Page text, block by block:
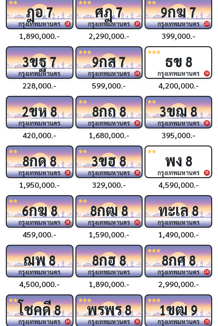
18
ฎอ7
กรุงเทพมหานคร
1,890,000.-
19
ศฎ7
กรุงเทพมหานคร
2,290,000.-
20
9กฆ7
กรุงเทพมหานคร
399,000.-
3ขฐ7
กรุงเทพมหานคร
228,000.-
24
9กส7
กรุงเทพมหานคร
599,000.-
14
ธข 8
กรุงเทพมหานคร
4,200,000.-
2ขห8
กรุงเทพมหานคร
420,000.-
18
8กถ8
กรุงเทพมหานคร
1,680,000.-
18
3ขฌ8
กรุงเทพมหานคร
395,000.-
18
8กด8
กรุงเทพมหานคร
1,950,000.-
18
3ขฮ8
กรุงเทพมหานคร
329,000.-
18
พง 8
กรุงเทพมหานคร
4,590,000.-
18
6กฆ8
กรุงเทพมหานคร
459,000.-
20
8กฒ8
กรุงเทพมหานคร
1,590,000.-
ทะเล8
กรุงเทพมหานคร
1,490,000.-
ฌพ8
กรุงเทพมหานคร
4,500,000.-
8กฮ8
กรุงเทพมหานคร
1,890,000.-
24
8กศ8
กรุงเทพมหานคร
2,990,000.-
26
โชคดี8
กรุงเทพมหานคร 32
พรพร8
กรุงเทพมหานคร 15
1ขฒ9
กรุงเทพมหานคร